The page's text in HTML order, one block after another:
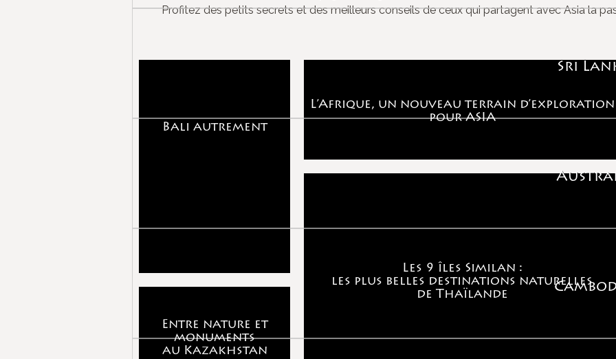
Sri
des valeurs, des traditions et des équilibres des
SOUTIEN LOCAL AUX
Profitez des petits secrets et des meilleurs conseils de ceux qui partagent avec Asia la
Bali autrement
Entre nature et
monuments
au Kazakhstan
L’Afrique, un nouveau terrain d’exploration
pour ASIA
Les 9 îles Similan :
les plus belles destinations naturelles
de Thaïlande